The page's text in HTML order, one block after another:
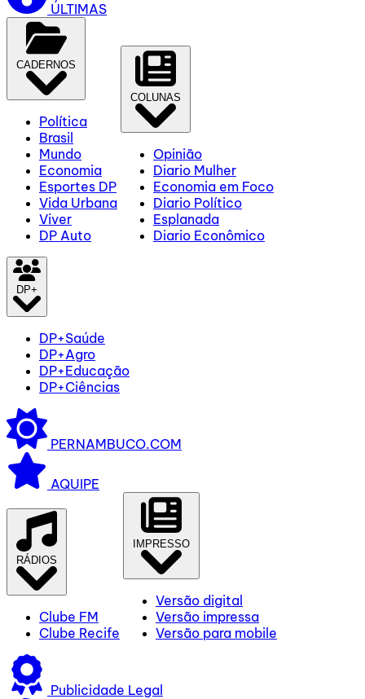
ÚLTIMAS
CADERNOS
Política
Brasil
Mundo
Economia
Esportes DP
Vida Urbana
Viver
DP Auto
COLUNAS
Opinião
Diario Mulher
Economia em Foco
Diario Político
Esplanada
Diario Econômico
DP+
DP+Saúde
DP+Agro
DP+Educação
DP+Ciências
PERNAMBUCO.COM
AQUIPE
RÁDIOS
Clube FM
Clube Recife
IMPRESSO
Versão digital
Versão impressa
Versão para mobile
Publicidade Legal